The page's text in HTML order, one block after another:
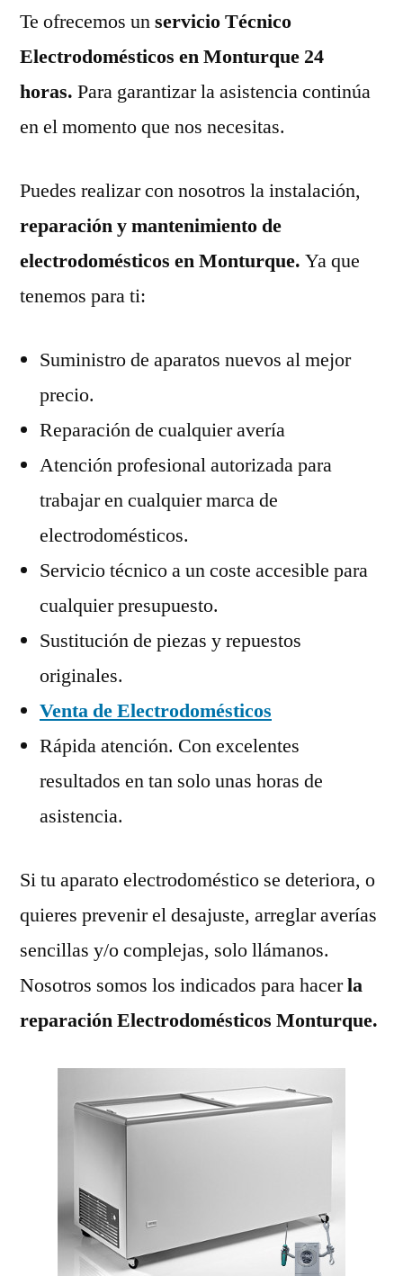
Te ofrecemos unservicio Técnico
Electrodomésticos en Monturque 24
horas. Para garantizar la asistencia continúa
en el momento que nos necesitas.
Puedes realizar con nosotros la instalación,
reparación y mantenimiento de
electrodomésticos en Monturque. Ya que
tenemos para ti:
Suministro de aparatos nuevos al mejor
precio.
Reparación de cualquier avería
Atención profesional autorizada para
trabajar en cualquier marca de
electrodomésticos.
Servicio técnico a un coste accesible para
cualquier presupuesto.
Sustitución de piezas y repuestos
originales.
Venta de Electrodomésticos
Rápida atención. Con excelentes
resultados en tan solo unas horas de
asistencia.
Si tu aparato electrodoméstico se deteriora, o
quieres prevenir el desajuste, arreglar averías
sencillas y/o complejas, solo llámanos.
Nosotros somos los indicados para hacerla
reparación Electrodomésticos Monturque.